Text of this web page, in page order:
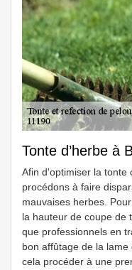
Tonte d’herbe à
Afin d'optimiser la tonte
procédons à faire
mauvaises herbes.
la hauteur de coupe de
que professionnels en
bon affûtage de la
cela procéder à une